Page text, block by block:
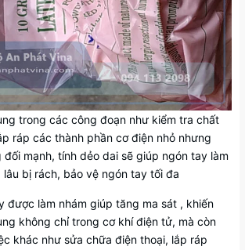
trong các công đoạn như kiểm tra chất
ráp các thành phần cơ điện nhỏ nhưng
mạnh, tính dẻo dai sẽ giúp ngón tay làm
bị rách, bảo vệ ngón tay tối đa
được làm nhám giúp tăng ma sát , khiến
không chỉ trong cơ khí điện tử, mà còn
khác như sửa chữa điện thoại, lắp ráp